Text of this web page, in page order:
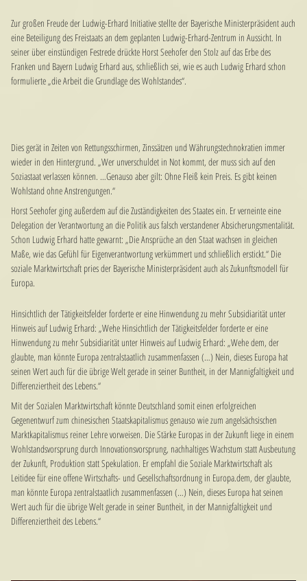
Zur großen Freude der Ludwig-Erhard Initiative stellte der Bayerische Ministerpräsident auch
eine Beteiligung des Freistaats an dem geplanten Ludwig-Erhard-Zentrum in Aussicht. In
seiner über einstündigen Festrede drückte Horst Seehofer den Stolz auf das Erbe des
Franken und Bayern Ludwig Erhard aus, schließlich sei, wie es auch Ludwig Erhard schon
formulierte „die Arbeit die Grundlage des Wohlstandes“.
Dies gerät in Zeiten von Rettungsschirmen, Zinssätzen und Währungstechnokratien immer
wieder in den Hintergrund. „Wer unverschuldet in Not kommt, der muss sich auf den
Soziastaat verlassen können. …Genauso aber gilt: Ohne Fleiß kein Preis. Es gibt keinen
Wohlstand ohne Anstrengungen.“
Horst Seehofer ging außerdem auf die Zuständigkeiten des Staates ein. Er verneinte eine
Delegation der Verantwortung an die Politik aus falsch verstandener Absicherungsmentalität.
Schon Ludwig Erhard hatte gewarnt: „Die Ansprüche an den Staat wachsen in gleichen
Maße, wie das Gefühl für Eigenverantwortung verkümmert und schließlich erstickt.“ Die
soziale Marktwirtschaft pries der Bayerische Ministerpräsident auch als Zukunftsmodell für
Europa.
Hinsichtlich der Tätigkeitsfelder forderte er eine Hinwendung zu mehr Subsidiarität unter
Hinweis auf Ludwig Erhard: „Wehe Hinsichtlich der Tätigkeitsfelder forderte er eine
Hinwendung zu mehr Subsidiarität unter Hinweis auf Ludwig Erhard: „Wehe dem, der
glaubte, man könnte Europa zentralstaatlich zusammenfassen (…) Nein, dieses Europa hat
seinen Wert auch für die übrige Welt gerade in seiner Buntheit, in der Mannigfaltigkeit und
Differenziertheit des Lebens.“
Mit der Sozialen Marktwirtschaft könnte Deutschland somit einen erfolgreichen
Gegenentwurf zum chinesischen Staatskapitalismus genauso wie zum angelsächsischen
Marktkapitalismus reiner Lehre vorweisen. Die Stärke Europas in der Zukunft liege in einem
Wohlstandsvorsprung durch Innovationsvorsprung, nachhaltiges Wachstum statt Ausbeutung
der Zukunft, Produktion statt Spekulation. Er empfahl die Soziale Marktwirtschaft als
Leitidee für eine offene Wirtschafts- und Gesellschaftsordnung in Europa.dem, der glaubte,
man könnte Europa zentralstaatlich zusammenfassen (…) Nein, dieses Europa hat seinen
Wert auch für die übrige Welt gerade in seiner Buntheit, in der Mannigfaltigkeit und
Differenziertheit des Lebens.“